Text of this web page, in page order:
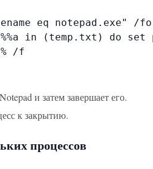
eq notepad.exe" /
in (temp.txt) do set
/f
и затем завершает его.
к закрытию.
процессов